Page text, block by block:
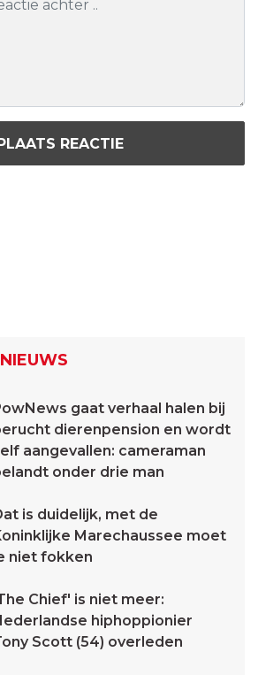
REACTIE
gaat verhaal halen bij
dierenpension en wordt
aangevallen: cameraman
onder drie man
is duidelijk, met de
Marechaussee moet
niet fokken
Chief' is niet meer:
hiphoppionier
Scott (54) overleden